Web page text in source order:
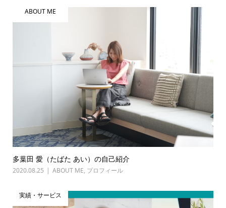
ABOUT ME
多葉田 愛（たばた あい）の自己紹介
2020.08.25 ABOUT ME, プロフィール
実績・サービス